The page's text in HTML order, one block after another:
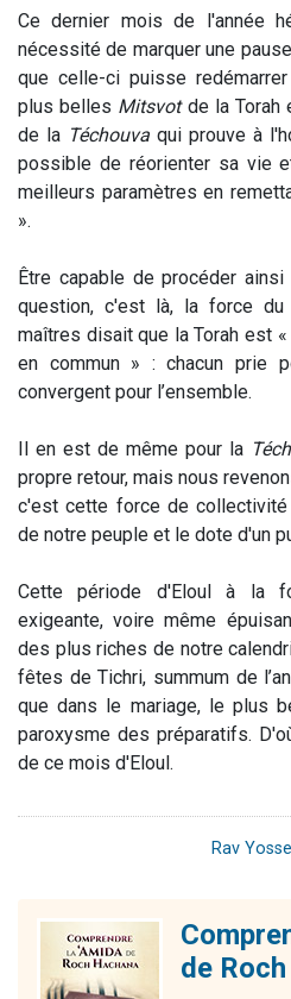
Ce dernier mois de l'année
nécessité de marquer une
que celle-ci puisse
plus belles Mitsvotde la Torah
de la Téchouva qui prouve à
possible de réorienter sa vie
meilleurs paramètres en
».
Être capable de procéder
question, c'est là, la force
maîtres disait que la Torah est
en commun » : chacun prie
convergent pour l’ensemble.
Il en est de même pour la
propre retour, mais nous
c'est cette force de collectivité
de notre peuple et le dote d'un
Cette période d'Eloul à la
exigeante, voire même
des plus riches de notre
fêtes de Tichri, summum de
que dans le mariage, le plus
paroxysme des préparatifs.
de ce mois d'Eloul.
Rav
de